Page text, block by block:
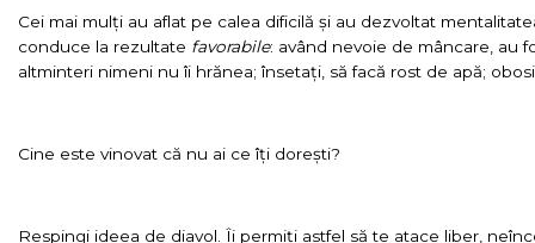
Cei mai mulți au aflat pe calea dificilă și au dezvoltat
conduce la rezultate favorabile: având nevoie de mâncare, au
altminteri nimeni nu îi hrănea; însetați, să facă rost de apă;
Cine este vinovat că nu ai ce îți dorești?
Respingi ideea de diavol. Îi permiți astfel să te atace liber,